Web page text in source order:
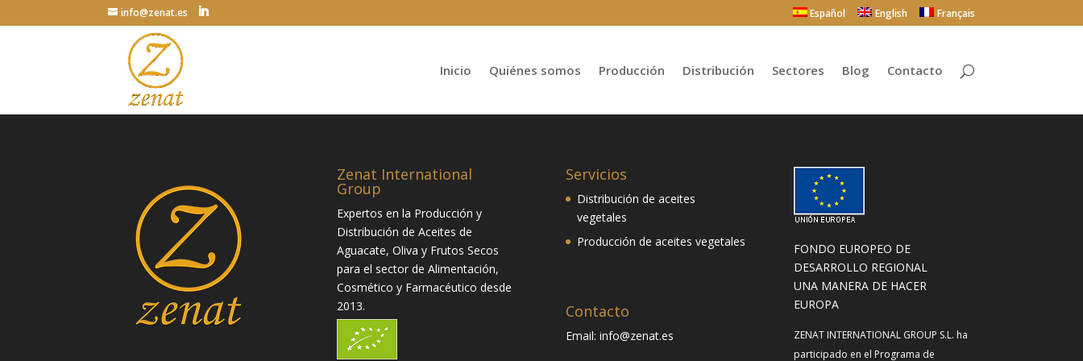
info@zenat.es Español English Français
Inicio Quiénes somos Producción Distribución Sectores Blog Contacto
Zenat International
Group
Expertos en la Producción y
Distribución de Aceites de
Aguacate, Oliva y Frutos Secos
para el sector de Alimentación,
Cosmético y Farmacéutico desde
2013.
Servicios
Distribución de aceites
vegetales
Producción de aceites vegetales
Contacto
Email: info@zenat.es
FONDO EUROPEO DE
DESARROLLO REGIONAL
UNA MANERA DE HACER
EUROPA
ZENAT INTERNATIONAL GROUP S.L. ha
participado en el Programa de